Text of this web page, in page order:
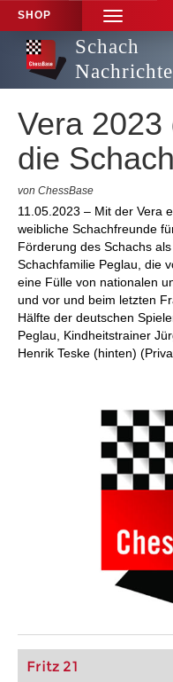
SHOP
TOGGLE
NAVIGATION
Schach
Vera
die
von ChessBase
11.05.2023 – Mit der Vera
weibliche Schachfreunde
Förderung des Schachs
Schachfamilie Peglau, die
eine Fülle von nationalen
und vor und beim letzten
Hälfte der deutschen
Peglau, Kindheitstrainer
Henrik Teske (hinten)
Fritz 21